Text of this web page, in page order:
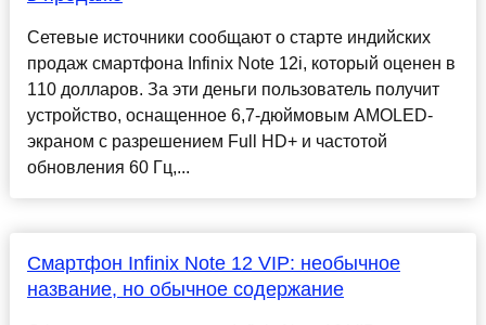
Сетевые источники сообщают о старте индийских
продаж смартфона Infinix Note 12i, который оценен в
110 долларов. За эти деньги пользователь получит
устройство, оснащенное 6,7-дюймовым AMOLED-
экраном с разрешением Full HD+ и частотой
обновления 60 Гц,...
Смартфон Infinix Note 12 VIP: необычное
название, но обычное содержание